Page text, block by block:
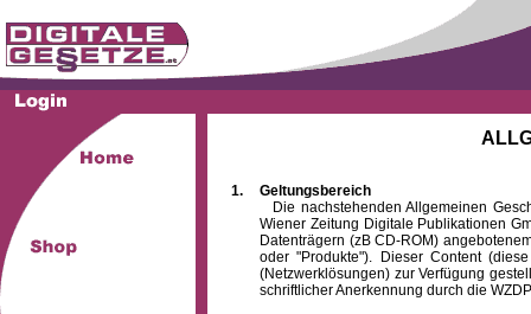
1.
Geltungsbereich
Die nachstehenden Allgemeinen
Wiener Zeitung Digitale Publikationen
Datenträgern (zB CD-ROM)
oder "Produkte"). Dieser Content
(Netzwerklösungen) zur Verfügung
schriftlicher Anerkennung durch die